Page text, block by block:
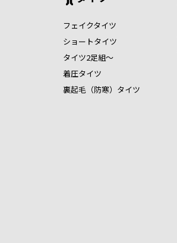
フェイクタイツ
ショートタイツ
タイツ2足組～
着圧タイツ
裏起毛（防寒）タイツ